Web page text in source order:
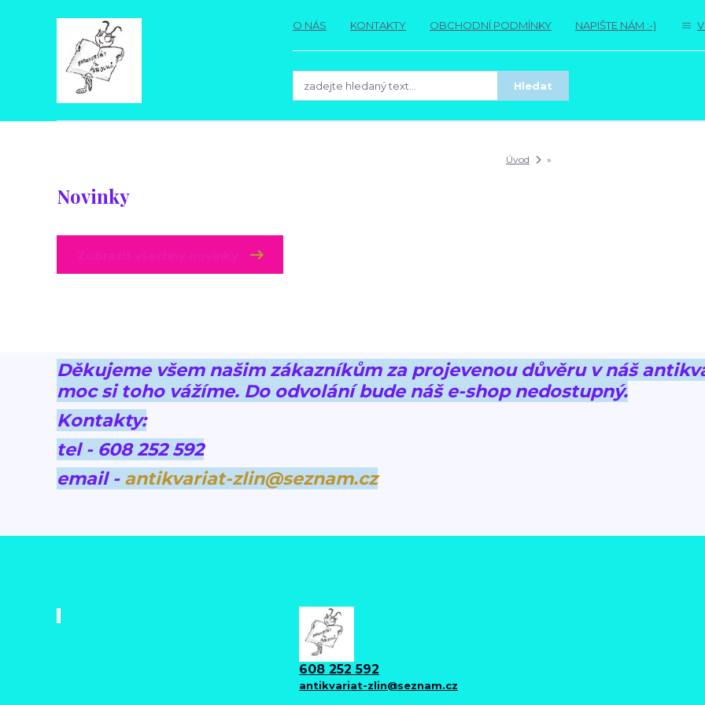
O NÁS KONTAKTY OBCHODNÍ PODMÍNKY NAPIŠTE NÁM :-)
Hledat
Úvod »
Novinky
Děkujeme všem našim zákazníkům za projevenou důvěru v náš
moc si toho vážíme. Do odvolání bude náš e-shop nedostupný.
Kontakty:
tel - 608 252 592
email - antikvariat-zlin@seznam.cz
608 252 592
antikvariat-zlin@seznam.cz